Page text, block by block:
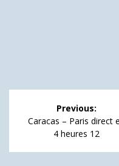
Navigation
de
l’article
Previous:
Previous
Caracas – Paris direct
4 heures 12